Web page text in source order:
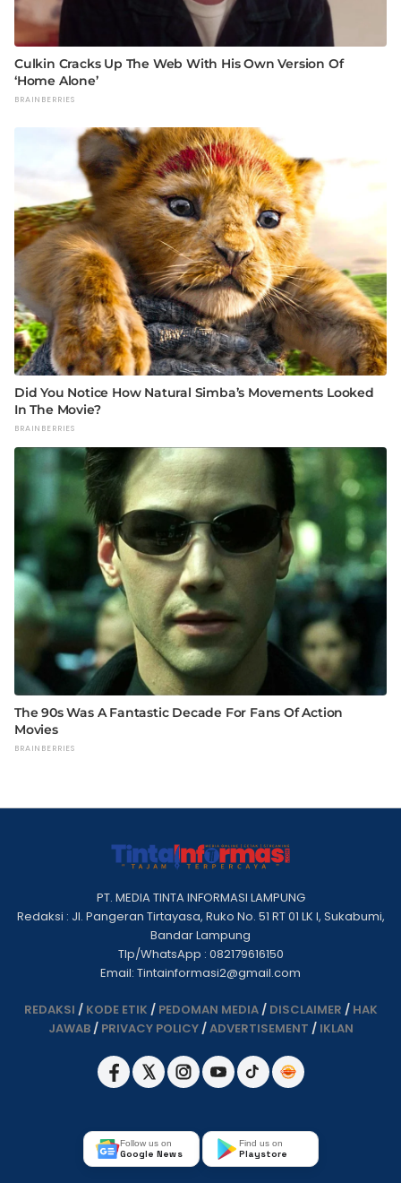
PT. MEDIA TINTA INFORMASI LAMPUNG
Redaksi : Jl. Pangeran Tirtayasa, Ruko No. 51 RT 01 LK I, Sukabumi,
Bandar Lampung
Tlp/WhatsApp : 082179616150
Email: Tintainformasi2@gmail.com
REDAKSI / KODE ETIK / PEDOMAN MEDIA/ DISCLAIMER / HAK
JAWAB/ PRIVACY POLICY/ADVERTISEMENT / IKLAN
Follow us on
Google News
Find us on
Playstore